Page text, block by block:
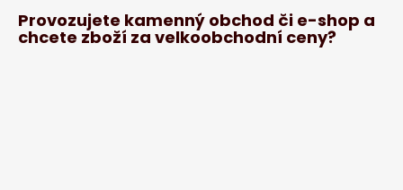
Provozujete kamenný obchod či e-shop a
chcete zboží za velkoobchodní ceny?